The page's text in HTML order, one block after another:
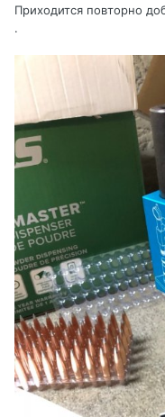
Приходится повторно
.